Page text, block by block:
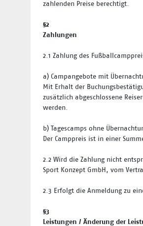
zahlenden Preise berechtigt.
§2
Zahlungen
2.1 Zahlung des
a) Campangebote mit
Mit Erhalt der
zusätzlich abgeschlossene
werden.
b)
Tagescamps ohne
Der Camppreis ist in einer
2.2 Wird die Zahlung nicht
Sport Konzept GmbH, vom
2.3 Erfolgt die Anmeldung zu
§3
Leistungen / Änderung der